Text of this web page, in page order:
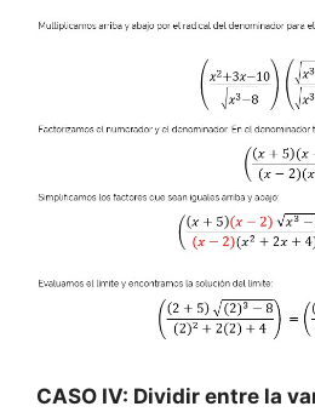
CASO IV: Dividir entre la